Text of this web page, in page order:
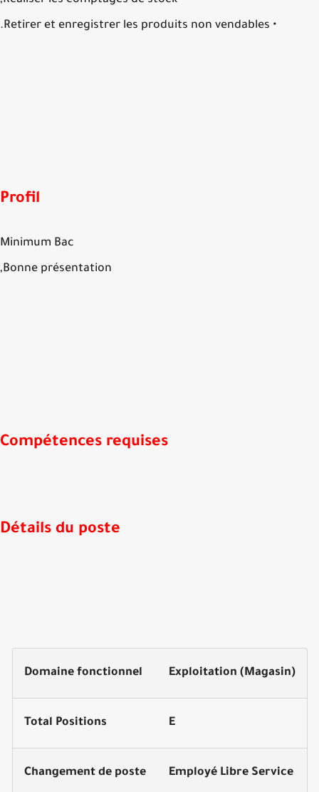
Profil
Minimum Bac
Bonne présentation,
Compétences requises
Détails du poste
Exploitation (Magasin)
Domaine fonctionnel
Total Positions
Employé Libre Service
Changement de poste